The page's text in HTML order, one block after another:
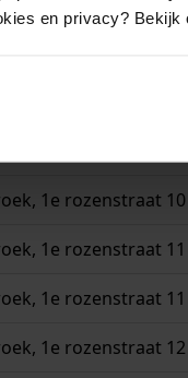
en privacy? Bekijk
1e rozenstraat 10
1e rozenstraat 11
1e rozenstraat 11
1e rozenstraat 12